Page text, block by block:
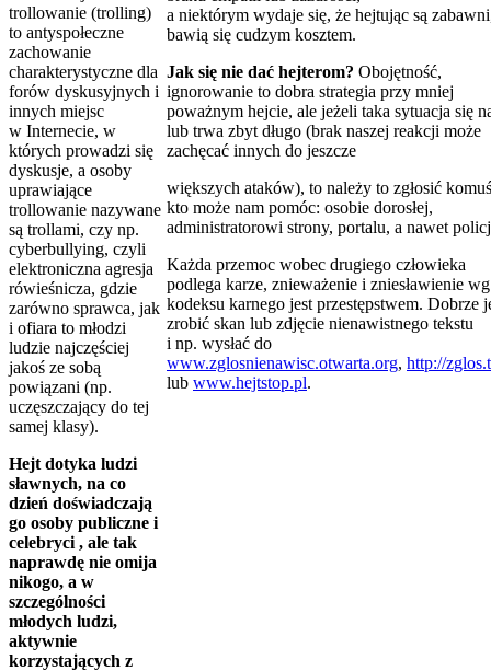
trollowanie (trolling)
to antyspołeczne
zachowanie
charakterystyczne dla
forów dyskusyjnych i
innych miejsc
w Internecie, w
których prowadzi się
dyskusje, a osoby
uprawiające
trollowanie nazywane
są trollami, czy np.
cyberbullying, czyli
elektroniczna agresja
rówieśnicza, gdzie
zarówno sprawca, jak
i ofiara to młodzi
ludzie najczęściej
jakoś ze sobą
powiązani (np.
uczęszczający do tej
samej klasy).
Hejt dotyka ludzi
sławnych, na co
dzień doświadczają
go osoby publiczne i
celebryci , ale tak
naprawdę nie omija
nikogo, a w
szczególności
młodych ludzi,
aktywnie
korzystających z
a niektórym wydaje się, że hejtując są
bawią się cudzym kosztem.
Jak się nie dać hejterom? Obojętność,
ignorowanie to dobra strategia przy mniej
poważnym hejcie, ale jeżeli taka sytuacja się
lub trwa zbyt długo (brak naszej reakcji może
zachęcać innych do jeszcze
większych ataków), to należy to zgłosić
kto może nam pomóc: osobie dorosłej,
administratorowi strony, portalu, a nawet
Każda przemoc wobec drugiego człowieka
podlega karze, znieważenie i zniesławienie wg
kodeksu karnego jest przestępstwem. Dobrze
zrobić skan lub zdjęcie nienawistnego tekstu
i np. wysłać do
www.zglosnienawisc.otwarta.org, http://
lub www.hejtstop.pl.